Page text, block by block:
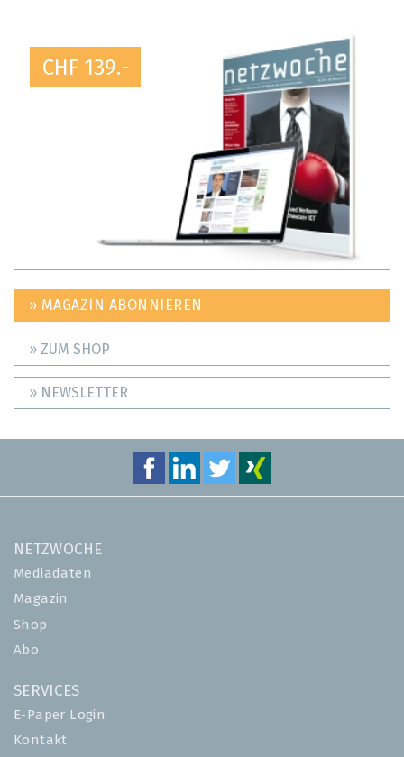
CHF 139.-
» MAGAZIN ABONNIEREN
» ZUM SHOP
» NEWSLETTER
NETZWOCHE
Mediadaten
Magazin
Shop
Abo
SERVICES
E-Paper Login
Kontakt